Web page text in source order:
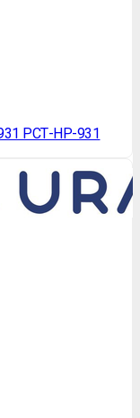
РСТ-НР-931